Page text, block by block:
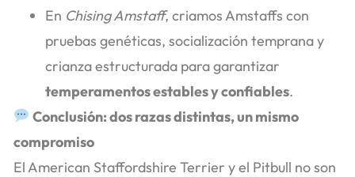
En Chising Amstaff, criamos Amstaffs con
pruebas genéticas, socialización temprana y
crianza estructurada para garantizar
temperamentos estables y confiables.
Conclusión: dos razas distintas, un mismo
compromiso
El American Staffordshire Terrier y el Pitbull no son